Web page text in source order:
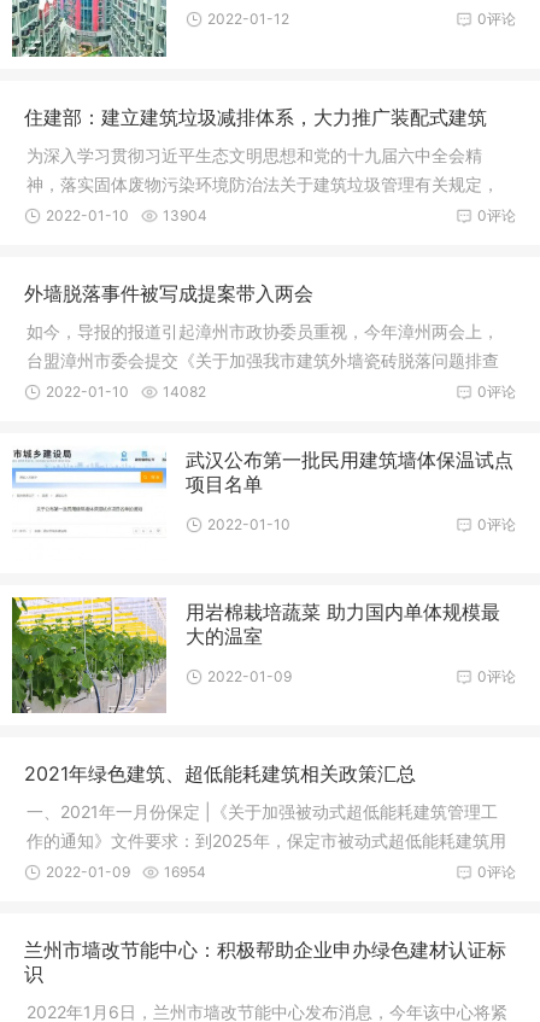
0评论
2022-01-12
住建部：建立建筑垃圾减排体系，大力推广装配式建筑
为深入学习贯彻习近平生态文明思想和党的十九届六中全会精
神，落实固体废物污染环境防治法关于建筑垃圾管理有关规定，
总结交流35
0评论
2022-01-10 13904
外墙脱落事件被写成提案带入两会
如今，导报的报道引起漳州市政协委员重视，今年漳州两会上，
台盟漳州市委会提交《关于加强我市建筑外墙瓷砖脱落问题排查
建议》，建议加强对建筑物的“安全体检”，并成立专门的监督机构
0评论
2022-01-10 14082
武汉公布第一批民用建筑墙体保温试点
项目名单
0评论
2022-01-10
用岩棉栽培蔬菜 助力国内单体规模最
大的温室
0评论
2022-01-09
2021年绿色建筑、超低能耗建筑相关政策汇总
一、2021年一月份保定 |《关于加强被动式超低能耗建筑管理工
作的通知》文件要求：到2025年，保定市被动式超低能耗建筑用
地面积不
0评论
2022-01-09 16954
兰州市墙改节能中心：积极帮助企业申办绿色建材认证标
识
2022年1月6日，兰州市墙改节能中心发布消息，今年该中心将紧